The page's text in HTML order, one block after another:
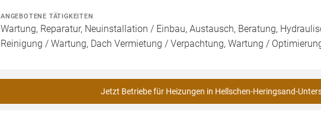
ANGEBOTENE TÄTIGKEITEN
Wartung, Reparatur, Neuinstallation / Einbau, Austausch, Beratung,
Reinigung / Wartung, Dach Vermietung / Verpachtung, Wartung /
Jetzt Betriebe für Heizungen in Hellschen-Heringsand-